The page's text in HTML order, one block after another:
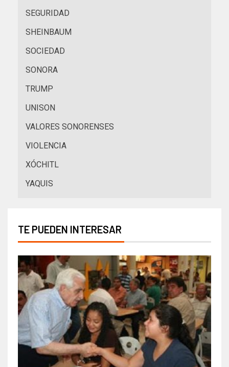
SEGURIDAD
SHEINBAUM
SOCIEDAD
SONORA
TRUMP
UNISON
VALORES SONORENSES
VIOLENCIA
XÓCHITL
YAQUIS
TE PUEDEN INTERESAR